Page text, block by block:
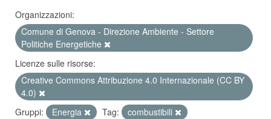
Organizzazioni:
Comune di Genova - Direzione Ambiente - Settore
Politiche Energetiche
Licenze sulle risorse:
Creative Commons Attribuzione 4.0 Internazionale (CC BY
4.0)
Gruppi:
Energia Tag:
combustibili